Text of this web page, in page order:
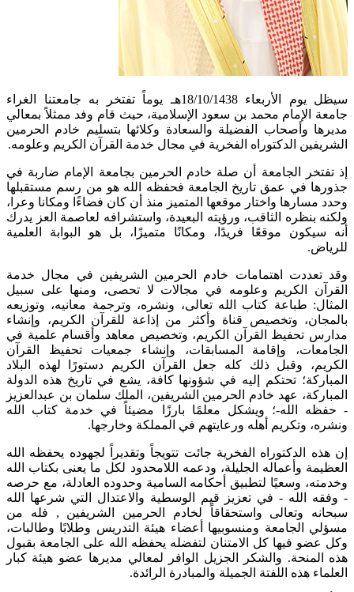
​سيظل يوم الأربعاء 18/10/1438هـ يوماً تفتخر به جامعتنا الغراء
جامعة الإمام محمد بن سعود الإسلامية، حيث قام وفد ممثلاً بمعالي
مديرها وأصحاب الفضيلة والسعادة وكلائها بتسليم خادم الحرمين
الشريفين الدكتوراه الفخرية في مجال خدمة القرآن الكريم وعلومه.
إذ تفتخر الجامعة أن صلة خادم الحرمين بجامعة الإمام ضاربة في
جذورها في عمق تاريخ الجامعة فحفظه الله هو من رسم مستقبلها
وحدد مسارها واختار موقعها المتميز منذ أن كان فضاءًا ومكانا وعرا،
ولكنه بنظره الثاقب، ورؤيته البعيدة، واستشرافه لعاصمة العز يدرك
أنه سيكون موقعًا فريدًا، ومكانًا متميزًا، بل هو البوابة العلمية
للرياض.
وقد تعددت اهتمامات خادم الحرمين الشريفين في مجال خدمة
القرآن الكريم وعلومه في مجالات لا تحصى، ومنها على سبيل
المثال: طباعة كتاب الله تعالى، ونشره، وترجمة معانيه، وتوزيعه
بالمجان، وتخصيص قناة وأكثر من إذاعة للقرآن الكريم، وإنشاء
مدارس تحفيظ القرآن الكريم، وتخصيص معاهد وأقسام علمية في
الجامعات، وإقامة المسابقات، وإنشاء جمعيات تحفيظ القرآن
الكريم، وقبل ذلك كله جعل القرآن الكريم دستورًا لهذه البلاد
المباركة؛ تحتكم إليه في شؤونها كافة، يشع في تاريخ هذه الدولة
المباركة، عهد خادم الحرمين الشريفين، الملك سلمان بن عبدالعزيز
- حفظه الله-؛ ويشكل معلمًا بارزًا مضيئاً في خدمة كتاب الله
ونشره، وتكريم أهله ورعايتهم في المملكة وخارجها.
إن هذه الدكتوراه الفخرية جائت تتويجاً وتقديراً لجهوده يحفظه الله
العظيمة وأعماله الجليلة، ودعمه اللامحدود لكل ما يعنى بكتاب الله
وخدمته، وسعيًا لتطبيق أحكامه السامية وحدوده العادلة، مع حرصه
- وفقه الله - في تعزيز قيم الوسطية والاعتدال التي شرعها الله
سبحانه وتعالى واستحقاقاً لخادم الحرمين الشريفين , فله من
مسؤلي الجامعة ومنسوبيها أعضاء هيئة التدريس وطلابًا وطالبات،
وكل عضو فيها كل الامتنان لتفضله يحفظه الله على الجامعة بقبول
هذه المنحة. والشكر الجزيل الوافر لمعالي مديرها عضو هيئة كبار
العلماء هذه اللفتة الجميلة والمبادرة الرائدة.